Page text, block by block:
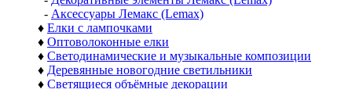
- Аксессуары Лемакс (Lemax)
♦ Елки с лампочками
♦ Оптоволоконные елки
♦ Светодинамические и музыкальные композиции
♦ Деревянные новогодние светильники
♦ Светящиеся объёмные декорации